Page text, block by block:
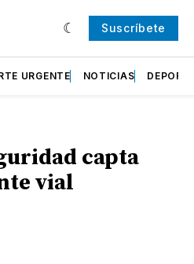
Suscríbete
URGENTE NOTICIAS
capta
vial